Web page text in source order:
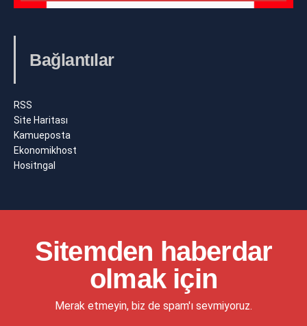
Bağlantılar
RSS
Site Haritası
Kamueposta
Ekonomikhost
Hositngal
Sitemden haberdar
olmak için
Merak etmeyin, biz de spam'ı sevmiyoruz.